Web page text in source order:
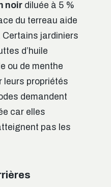
noir diluée à 5 %
du terreau aide
jardiniers
d’huile
ou de menthe
leurs propriétés
demandent
car elles
pas les